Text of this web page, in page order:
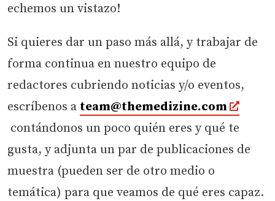
echemos un vistazo!
Si quieres dar un paso más allá, y trabajar de
forma continua en nuestro equipo de
redactores cubriendo noticias y/o eventos,
escríbenos a team@themedizine.com
contándonos un poco quién eres y qué te
gusta, y adjunta un par de publicaciones de
muestra (pueden ser de otro medio o
temática) para que veamos de qué eres capaz.